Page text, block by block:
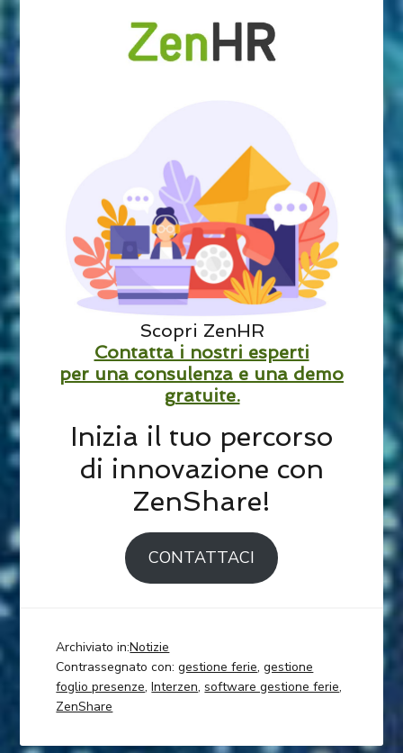
Scopri ZenHR
Contatta i nostri esperti
per una consulenza e una demo
gratuite.
Inizia il tuo percorso
di innovazione con
ZenShare!
CONTATTACI
Archiviato in:Notizie
Contrassegnato con:gestione ferie,gestione
foglio presenze,Interzen,software gestione ferie,
ZenShare